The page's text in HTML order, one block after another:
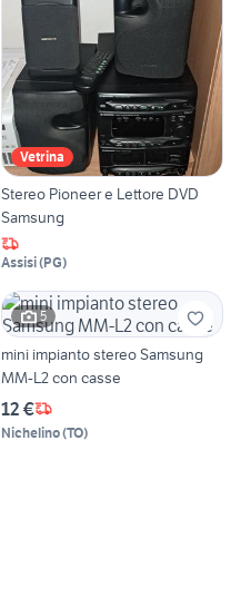
Vetrina
Stereo Pioneer e Lettore DVD
Samsung
Assisi(PG)
5
mini impianto stereo Samsung
MM-L2 con casse
12 €
Nichelino(TO)